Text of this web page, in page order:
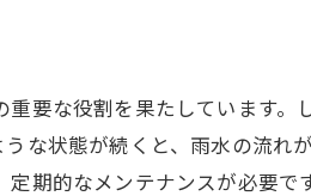
要な役割を果たしています
な状態が続くと、雨水の流
期的なメンテナンスが必要